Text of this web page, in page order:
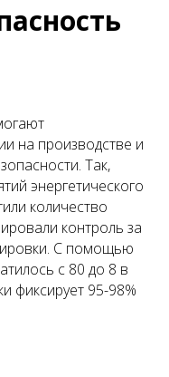
на производстве и
Так,
энергетического
количество
контроль за
С помощью
с 80 до 8 в
фиксирует 95-98%